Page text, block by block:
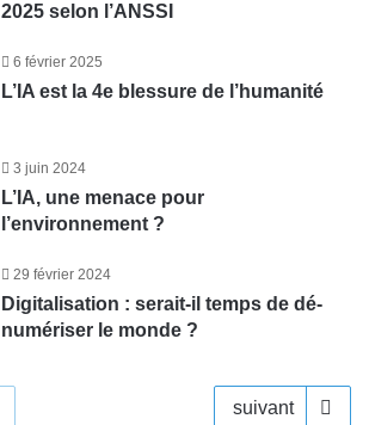
2025 selon l’ANSSI
6 février 2025
L’IA est la 4e blessure de l’humanité
3 juin 2024
L’IA, une menace pour
l’environnement ?
29 février 2024
Digitalisation : serait-il temps de dé-
numériser le monde ?
suivant